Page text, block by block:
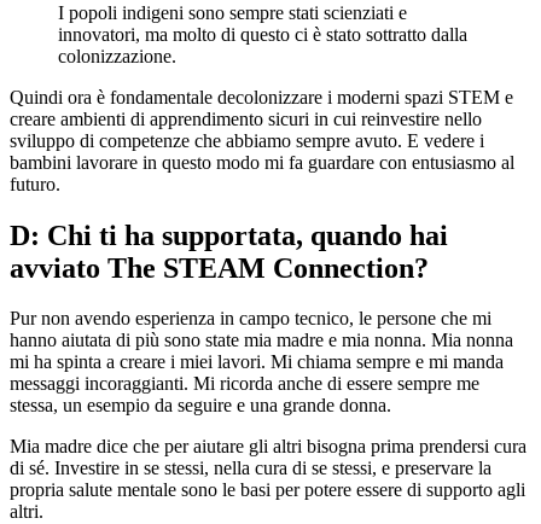
I popoli indigeni sono sempre stati scienziati e
innovatori, ma molto di questo ci è stato sottratto dalla
colonizzazione.
Quindi ora è fondamentale decolonizzare i moderni spazi STEM e
creare ambienti di apprendimento sicuri in cui reinvestire nello
sviluppo di competenze che abbiamo sempre avuto. E vedere i
bambini lavorare in questo modo mi fa guardare con entusiasmo al
futuro.
D: Chi ti ha supportata, quando hai
avviato The STEAM Connection?
Pur non avendo esperienza in campo tecnico, le persone che mi
hanno aiutata di più sono state mia madre e mia nonna. Mia nonna
mi ha spinta a creare i miei lavori. Mi chiama sempre e mi manda
messaggi incoraggianti. Mi ricorda anche di essere sempre me
stessa, un esempio da seguire e una grande donna.
Mia madre dice che per aiutare gli altri bisogna prima prendersi cura
di sé. Investire in se stessi, nella cura di se stessi, e preservare la
propria salute mentale sono le basi per potere essere di supporto agli
altri.